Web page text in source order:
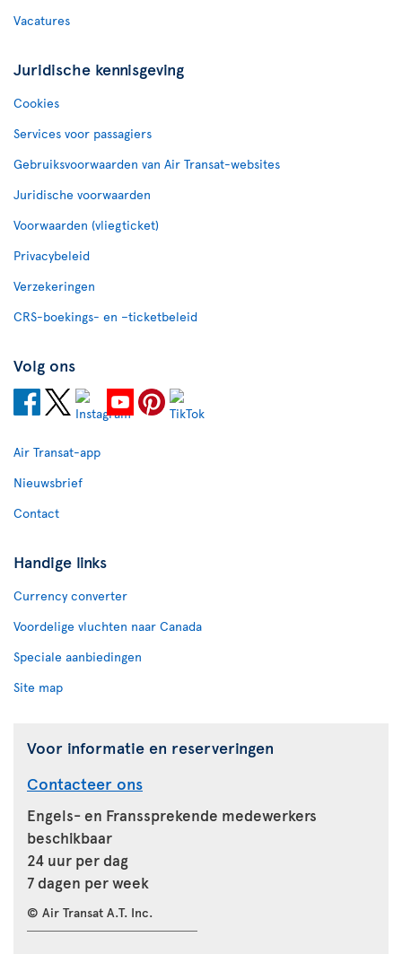
Vacatures
Juridische kennisgeving
Cookies
Services voor passagiers
Gebruiksvoorwaarden van Air Transat-websites
Juridische voorwaarden
Voorwaarden (vliegticket)
Privacybeleid
Verzekeringen
CRS-boekings- en –ticketbeleid
Volg ons
Air Transat-app
Nieuwsbrief
Contact
Handige links
Currency converter
Voordelige vluchten naar Canada
Speciale aanbiedingen
Site map
Voor informatie en reserveringen
Contacteer ons
Engels- en Franssprekende medewerkers
beschikbaar
24 uur per dag
7 dagen per week
© Air Transat A.T. Inc.